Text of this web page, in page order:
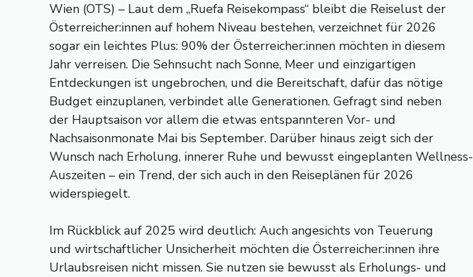
Wien (OTS) – Laut dem „Ruefa Reisekompass“ bleibt die Reiselust der
Österreicher:innen auf hohem Niveau bestehen, verzeichnet für 2026
sogar ein leichtes Plus: 90% der Österreicher:innen möchten in diesem
Jahr verreisen. Die Sehnsucht nach Sonne, Meer und einzigartigen
Entdeckungen ist ungebrochen, und die Bereitschaft, dafür das nötige
Budget einzuplanen, verbindet alle Generationen. Gefragt sind neben
der Hauptsaison vor allem die etwas entspannteren Vor- und
Nachsaisonmonate Mai bis September. Darüber hinaus zeigt sich der
Wunsch nach Erholung, innerer Ruhe und bewusst eingeplanten Wellness-
Auszeiten – ein Trend, der sich auch in den Reiseplänen für 2026
widerspiegelt.
Im Rückblick auf 2025 wird deutlich: Auch angesichts von Teuerung
und wirtschaftlicher Unsicherheit möchten die Österreicher:innen ihre
Urlaubsreisen nicht missen. Sie nutzen sie bewusst als Erholungs- und